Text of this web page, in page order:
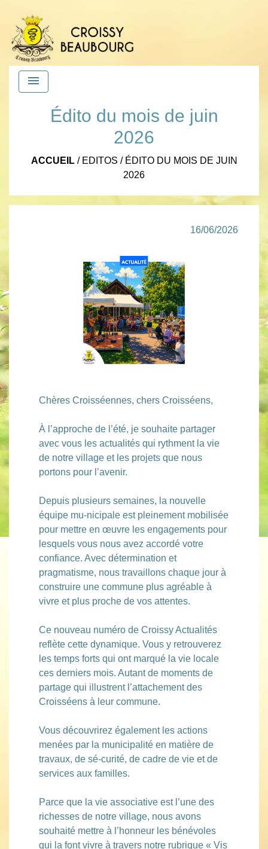
menu
Édito du mois de juin
2026
ACCUEIL/ EDITOS / ÉDITO DU MOIS DE JUIN
2026
16/06/2026
​​​​​​​Chères Croisséennes, chers Croisséens,
À l’approche de l’été, je souhaite partager
avec vous les actualités qui rythment la vie
de notre village et les projets que nous
portons pour l’avenir.
Depuis plusieurs semaines, la nouvelle
équipe mu-nicipale est pleinement mobilisée
pour mettre en œuvre les engagements pour
lesquels vous nous avez accordé votre
confiance. Avec détermination et
pragmatisme, nous travaillons chaque jour à
construire une commune plus agréable à
vivre et plus proche de vos attentes.
Ce nouveau numéro de Croissy Actualités
reflète cette dynamique. Vous y retrouverez
les temps forts qui ont marqué la vie locale
ces derniers mois. Autant de moments de
partage qui illustrent l’attachement des
Croisséens à leur commune.
Vous découvrirez également les actions
menées par la municipalité en matière de
travaux, de sé-curité, de cadre de vie et de
services aux familles.
Parce que la vie associative est l’une des
richesses de notre village, nous avons
souhaité mettre à l’honneur les bénévoles
qui la font vivre à travers notre rubrique « Vis